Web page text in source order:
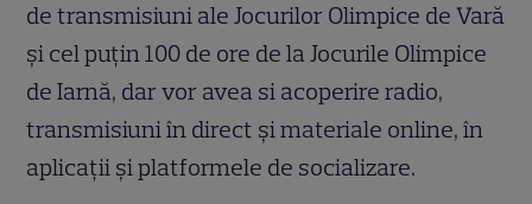
de transmisiuni ale Jocurilor Olimpice de Vară
și cel puțin 100 de ore de la Jocurile Olimpice
de Iarnă, dar vor avea si acoperire radio,
transmisiuni în direct și materiale online, în
aplicații și platformele de socializare.